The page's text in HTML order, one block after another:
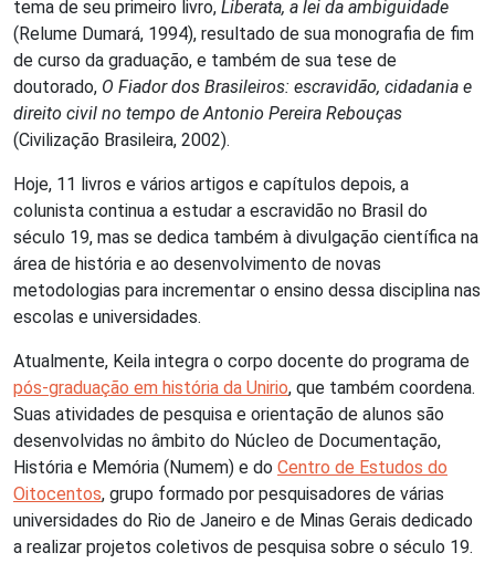
tema de seu primeiro livro, Liberata, a lei da ambiguidade
(Relume Dumará, 1994), resultado de sua monografia de fim
de curso da graduação, e também de sua tese de
doutorado, O Fiador dos Brasileiros: escravidão, cidadania e
direito civil no tempo de Antonio Pereira Rebouças
(Civilização Brasileira, 2002).
Hoje, 11 livros e vários artigos e capítulos depois, a
colunista continua a estudar a escravidão no Brasil do
século 19, mas se dedica também à divulgação científica na
área de história e ao desenvolvimento de novas
metodologias para incrementar o ensino dessa disciplina nas
escolas e universidades.
Atualmente, Keila integra o corpo docente do programa de
pós-graduação em história da Unirio, que também coordena.
Suas atividades de pesquisa e orientação de alunos são
desenvolvidas no âmbito do Núcleo de Documentação,
História e Memória (Numem) e do Centro de Estudos do
Oitocentos, grupo formado por pesquisadores de várias
universidades do Rio de Janeiro e de Minas Gerais dedicado
a realizar projetos coletivos de pesquisa sobre o século 19.